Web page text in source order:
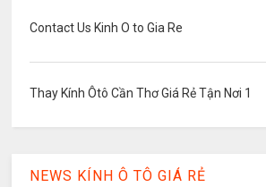
Contact Us Kinh O to Gia Re
Thay Kính Ôtô Cần Thơ Giá Rẻ Tận Nơi 1
NEWS KÍNH Ô TÔ GIÁ RẺ